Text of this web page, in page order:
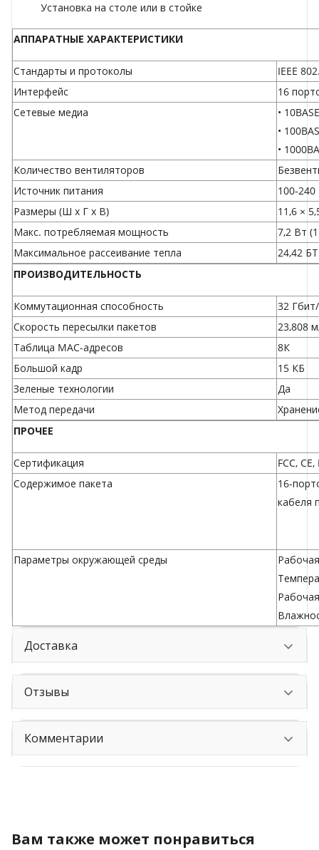
Установка на столе или в стойке
АППАРАТНЫЕ ХАРАКТЕРИСТИКИ
Стандарты и протоколы
IEEE
Интерфейс
16
Сетевые медиа
•
•
•
Количество вентиляторов
Источник питания
100-
Размеры (Ш x Г x В)
11,6 ×
Макс. потребляемая мощность
7,2 Вт
Максимальное рассеивание тепла
24,42
ПРОИЗВОДИТЕЛЬНОСТЬ
Коммутационная способность
32
Скорость пересылки пакетов
23,808
Таблица MAC-адресов
8К
Большой кадр
15 КБ
Зеленые технологии
Да
Метод передачи
ПРОЧЕЕ
Сертификация
FCC,
Содержимое пакета
16-
кабеля
Параметры окружающей среды
Доставка
Отзывы
Комментарии
Вам также может понравиться